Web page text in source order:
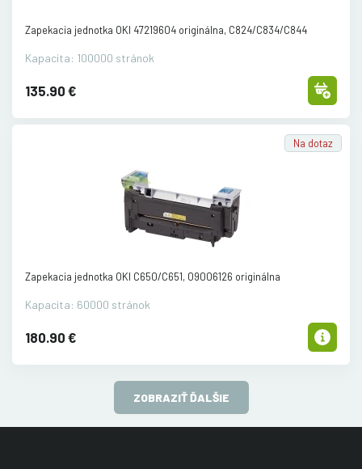
Zapekacia jednotka OKI 47219604 originálna, C824/C834/C844
Kapacita: 100000 stránok
135.90 €
Na dotaz
Zapekacia jednotka OKI C650/C651, 09006126 originálna
Kapacita: 60000 stránok
180.90 €
ZOBRAZIŤ ĎALŠIE